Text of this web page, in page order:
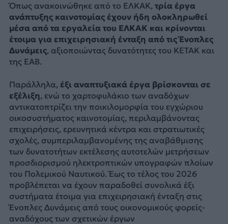
Όπως ανακοινώθηκε από το ΕΛΚΑΚ, τρία έργα
ανάπτυξης καινοτομίας έχουν ήδη ολοκληρωθεί
μέσα από τα εργαλεία του ΕΛΚΑΚ και κρίνονται
έτοιμα για επιχειρησιακή ένταξη από τις Ένοπλες
Δυνάμεις, αξιοποιώντας δυνατότητες του ΚΕΤΑΚ και
της ΕΑΒ.
Παράλληλα, έξι αναπτυξιακά έργα βρίσκονται σε
εξέλιξη, ενώ το χαρτοφυλάκιο των αναδόχων
αντικατοπτρίζει την ποικιλομορφία του εγχώριου
οικοσυστήματος καινοτομίας, περιλαμβάνοντας
επιχειρήσεις, ερευνητικά κέντρα και στρατιωτικές
σχολές, συμπεριλαμβανομένης της αναβάθμισης
των δυνατοτήτων εκτέλεσης αυτοτελών μετρήσεων
προσδιορισμού ηλεκτροπτικών υπογραφών πλοίων
του Πολεμικού Ναυτικού. Έως το τέλος του 2026
προβλέπεται να έχουν παραδοθεί συνολικά έξι
συστήματα έτοιμα για επιχειρησιακή ένταξη στις
Ένοπλες Δυνάμεις από τους οικονομικούς φορείς-
αναδόχους των σχετικών έργων